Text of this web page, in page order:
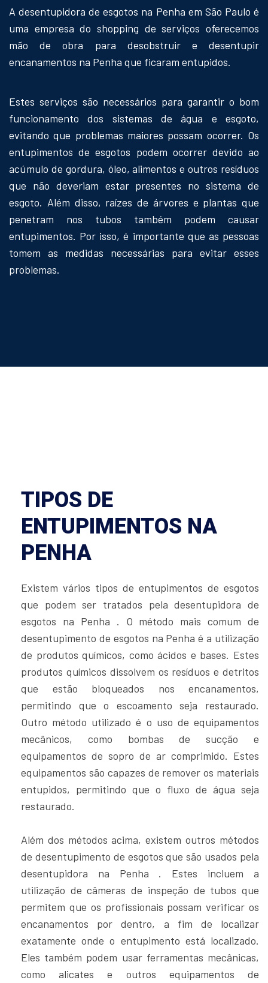
A desentupidora de esgotos na Penha em São Paulo é
uma empresa do shopping de serviços oferecemos
mão de obra para desobstruir e desentupir
encanamentos na Penha que ficaram entupidos.
Estes serviços são necessários para garantir o bom
funcionamento dos sistemas de água e esgoto,
evitando que problemas maiores possam ocorrer. Os
entupimentos de esgotos podem ocorrer devido ao
acúmulo de gordura, óleo, alimentos e outros resíduos
que não deveriam estar presentes no sistema de
esgoto. Além disso, raízes de árvores e plantas que
penetram nos tubos também podem causar
entupimentos. Por isso, é importante que as pessoas
tomem as medidas necessárias para evitar esses
problemas.
TIPOS DE
ENTUPIMENTOS NA
PENHA
Existem vários tipos de entupimentos de esgotos
que podem ser tratados pela desentupidora de
esgotos na Penha . O método mais comum de
desentupimento de esgotos na Penha é a utilização
de produtos químicos, como ácidos e bases. Estes
produtos químicos dissolvem os resíduos e detritos
que estão bloqueados nos encanamentos,
permitindo que o escoamento seja restaurado.
Outro método utilizado é o uso de equipamentos
mecânicos, como bombas de sucção e
equipamentos de sopro de ar comprimido. Estes
equipamentos são capazes de remover os materiais
entupidos, permitindo que o fluxo de água seja
restaurado.
Além dos métodos acima, existem outros métodos
de desentupimento de esgotos que são usados pela
desentupidora na Penha . Estes incluem a
utilização de câmeras de inspeção de tubos que
permitem que os profissionais possam verificar os
encanamentos por dentro, a fim de localizar
exatamente onde o entupimento está localizado.
Eles também podem usar ferramentas mecânicas,
como alicates e outros equipamentos de